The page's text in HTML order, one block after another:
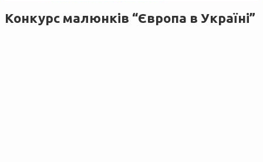
Конкурс малюнків “Європа в Україні”